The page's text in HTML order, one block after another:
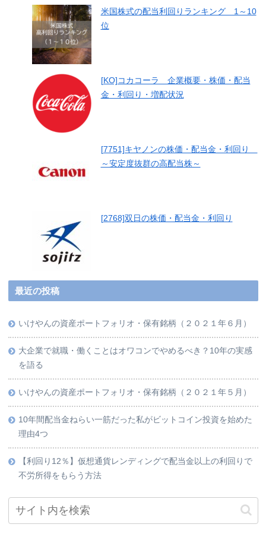
米国株式の配当利回りランキング 1～10
位
[KO]コカコーラ 企業概要・株価・配当
金・利回り・増配状況
[7751]キヤノンの株価・配当金・利回り
～安定度抜群の高配当株～
[2768]双日の株価・配当金・利回り
最近の投稿
いけやんの資産ポートフォリオ・保有銘柄（２０２１年６月）
大企業で就職・働くことはオワコンでやめるべき？10年の実感
を語る
いけやんの資産ポートフォリオ・保有銘柄（２０２１年５月）
10年間配当金ねらい一筋だった私がビットコイン投資を始めた
理由4つ
【利回り12％】仮想通貨レンディングで配当金以上の利回りで
不労所得をもらう方法